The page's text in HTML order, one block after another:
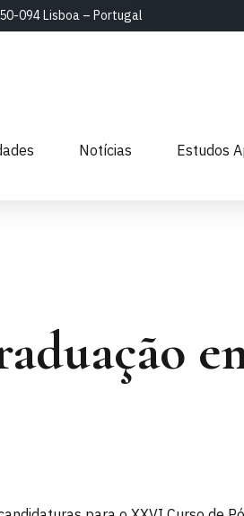
094 Lisboa – Portugal
Notícias Estudos